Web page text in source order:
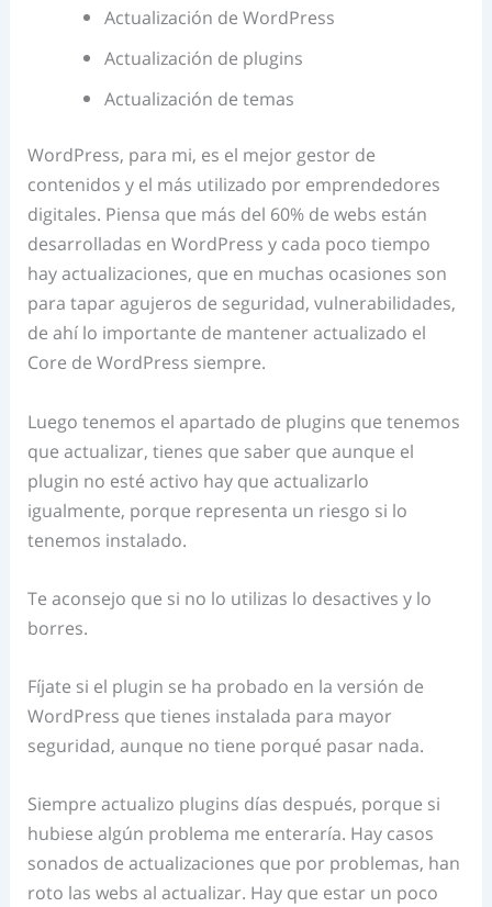
Actualización de WordPress
Actualización de plugins
Actualización de temas
WordPress, para mi, es el mejor gestor de
contenidos y el más utilizado por emprendedores
digitales. Piensa que más del 60% de webs están
desarrolladas en WordPress y cada poco tiempo
hay actualizaciones, que en muchas ocasiones son
para tapar agujeros de seguridad, vulnerabilidades,
de ahí lo importante de mantener actualizado el
Core de WordPress siempre.
Luego tenemos el apartado de plugins que tenemos
que actualizar, tienes que saber que aunque el
plugin no esté activo hay que actualizarlo
igualmente, porque representa un riesgo si lo
tenemos instalado.
Te aconsejo que si no lo utilizas lo desactives y lo
borres.
Fíjate si el plugin se ha probado en la versión de
WordPress que tienes instalada para mayor
seguridad, aunque no tiene porqué pasar nada.
Siempre actualizo plugins días después, porque si
hubiese algún problema me enteraría. Hay casos
sonados de actualizaciones que por problemas, han
roto las webs al actualizar. Hay que estar un poco